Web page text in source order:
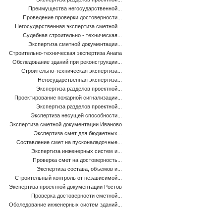
Преимущества негосударственной...
Проведение проверки достоверности...
Негосударственная экспертиза сметной...
Судебная строительно - техническая...
Экспертиза сметной документации...
Строительно-техническая экспертиза Анапа
Обследование зданий при реконструкции...
Строительно-техническая экспертиза...
Негосударственная экспертиза...
Экспертиза разделов проектной...
Проектирование пожарной сигнализации...
Экспертиза разделов проектной...
Экспертиза несущей способности...
Экспертиза сметной документации Иваново
Экспертиза смет для бюджетных...
Составление смет на пусконаладочные...
Экспертиза инженерных систем и...
Проверка смет на достоверность...
Экспертиза состава, объемов и...
Строительный контроль от независимой...
Экспертиза проектной документации Ростов
Проверка достоверности сметной...
Обследование инженерных систем зданий...